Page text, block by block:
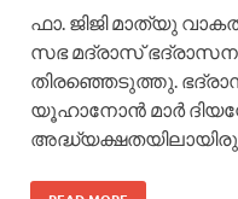
ഫാ. ജിജി മാത്യു
സഭ മദ്രാസ് ഭദ്രാസന
തിരഞ്ഞെടുത്തു.
യൂഹാനോൻ മാർ